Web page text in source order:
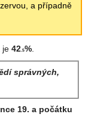
a případně
je 42.5%.
správných,
19. a počátku